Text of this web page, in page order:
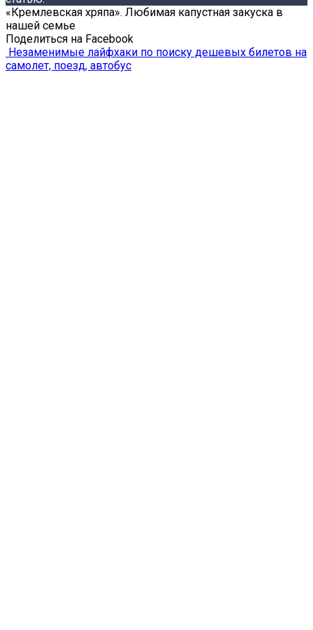
«Кремлевская хряпа». Любимая капустная закуска в
нашей семье
Поделиться на Facebook
Незаменимые лайфхаки по поиску дешевых билетов на
самолет, поезд, автобус